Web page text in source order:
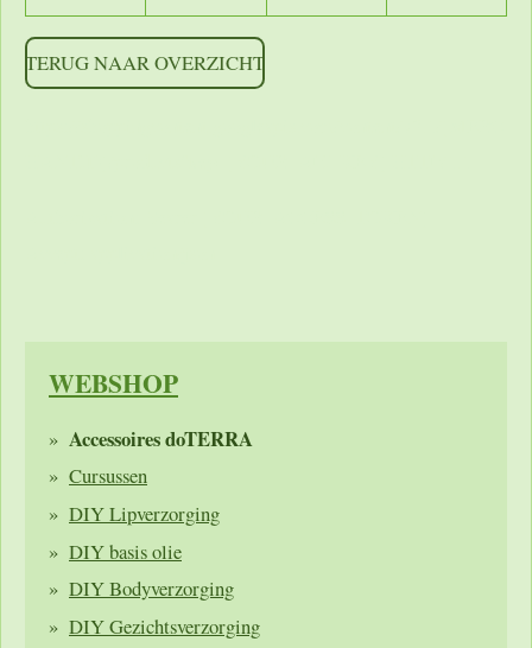
TERUG NAAR OVERZICHT
WEBSHOP
Accessoires doTERRA
Cursussen
DIY Lipverzorging
DIY basis olie
DIY Bodyverzorging
DIY Gezichtsverzorging